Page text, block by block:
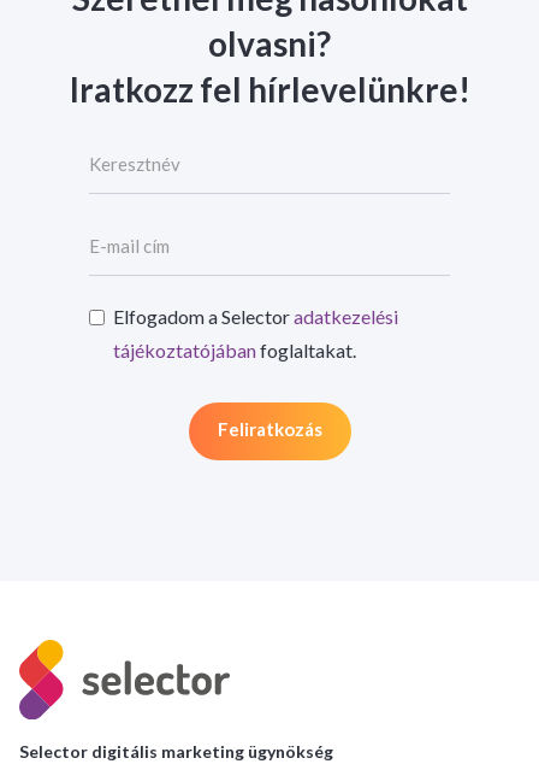
olvasni?
Iratkozz fel hírlevelünkre!
Elfogadom a Selectoradatkezelési
tájékoztatójábanfoglaltakat.
Selector digitális marketing ügynökség